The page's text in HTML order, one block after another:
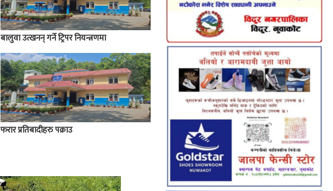
बालुवा उत्खनन् गर्ने ट्रिपर नियन्त्रणमा
फरार प्रतिबादीहरु पक्राउ